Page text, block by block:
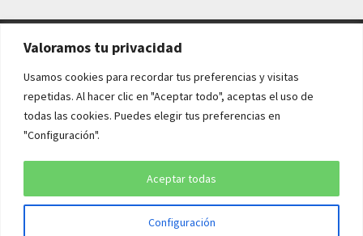
Valoramos tu privacidad
Usamos cookies para recordar tus preferencias y visitas
repetidas. Al hacer clic en "Aceptar todo", aceptas el uso de
todas las cookies. Puedes elegir tus preferencias en
"Configuración".
Configuración
Aceptar todas
AVISO LEGAL Y POLÍTICAS
Aviso legal
Política de cookies